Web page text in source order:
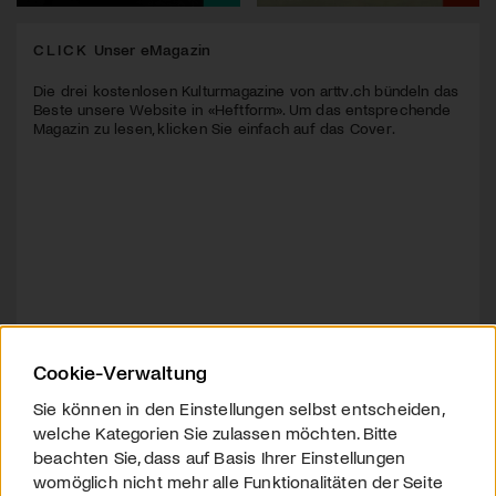
CLICK Unser eMagazin
Die drei kostenlosen Kulturmagazine von arttv.ch bündeln das
Beste unsere Website in «Heftform». Um das entsprechende
Magazin zu lesen, klicken Sie einfach auf das Cover.
Cookie-Verwaltung
Sie können in den Einstellungen selbst entscheiden,
welche Kategorien Sie zulassen möchten. Bitte
beachten Sie, dass auf Basis Ihrer Einstellungen
womöglich nicht mehr alle Funktionalitäten der Seite